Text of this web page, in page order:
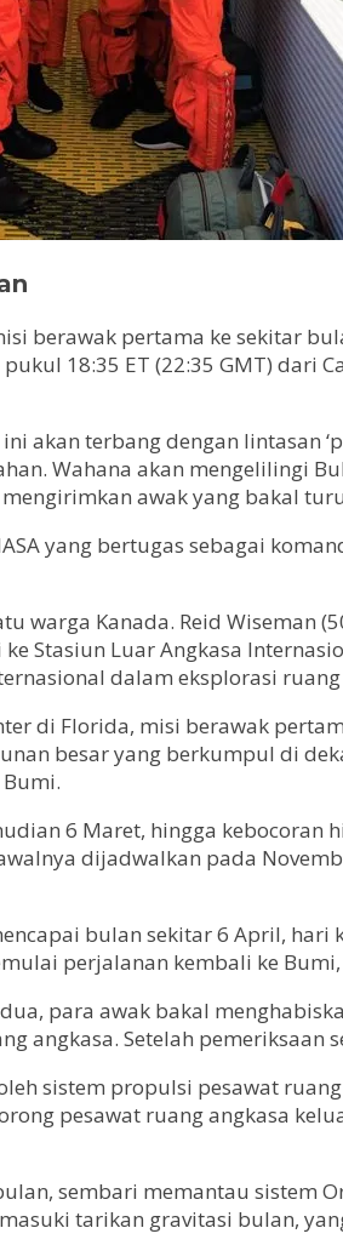
berawak pertama ke sekitar
18:35 ET (22:35 GMT)
akan terbang dengan lintasan
Wahana akan mengelilingi
awak yang bakal
yang bertugas sebagai
Kanada. Reid Wiseman
Stasiun Luar Angkasa
dalam eksplorasi ruang
di Florida, misi berawak
besar yang berkumpul di
6 Maret, hingga kebocoran
dijadwalkan pada
bulan sekitar 6 April,
perjalanan kembali ke
para awak bakal
angkasa. Setelah pemeriksaan
sistem propulsi pesawat
pesawat ruang angkasa
sembari memantau sistem
tarikan gravitasi bulan,